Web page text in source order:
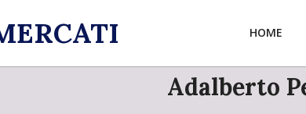
HOME
Adalberto